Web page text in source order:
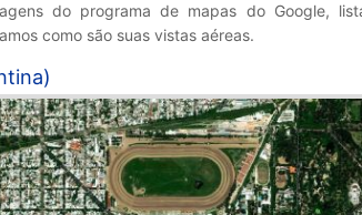
do programa de mapas do Google,
como são suas vistas aéreas.